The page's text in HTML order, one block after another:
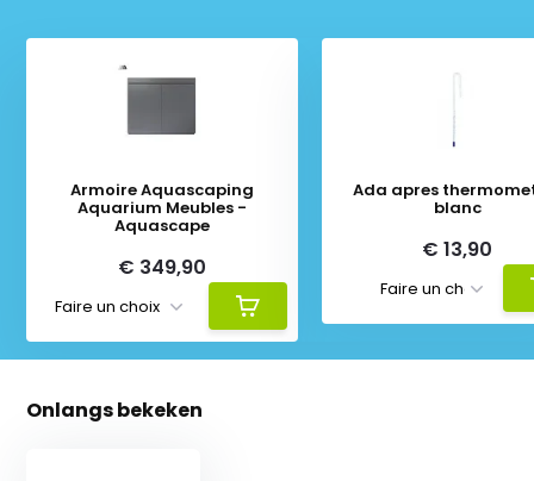
Armoire Aquascaping
Aquarium Meubles -
Aquascape
€ 349,90
Ada apres
blanc
€ 13,90
Onlangs bekeken